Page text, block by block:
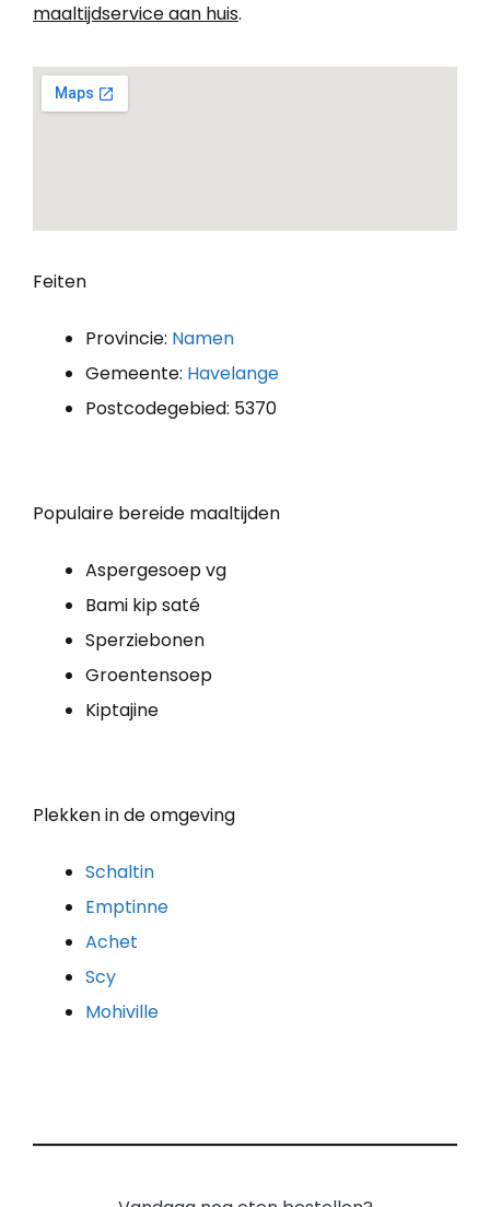
maaltijdservice aan huis.
Feiten
Provincie: Namen
Gemeente: Havelange
Postcodegebied: 5370
Populaire bereide maaltijden
Aspergesoep vg
Bami kip saté
Sperziebonen
Groentensoep
Kiptajine
Plekken in de omgeving
Schaltin
Emptinne
Achet
Scy
Mohiville